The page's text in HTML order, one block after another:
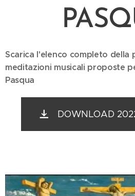
Scarica l'elenco completo della
meditazioni musicali proposte
Pasqua
DOWNLOAD